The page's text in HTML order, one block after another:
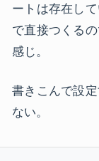
ートは存在し
で直接つくる
感じ。
書きこんで設
ない。